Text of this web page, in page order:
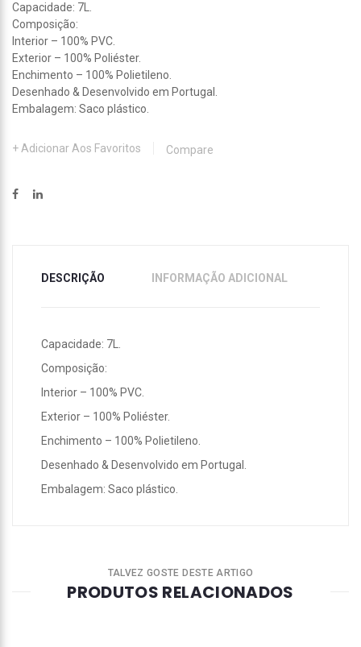
Capacidade: 7L.
Composição:
Interior – 100% PVC.
Exterior – 100% Poliéster.
Enchimento – 100% Polietileno.
Desenhado & Desenvolvido em Portugal.
Embalagem: Saco plástico.
Adicionar Aos Favoritos Compare
DESCRIÇÃO INFORMAÇÃO ADICIONAL
Capacidade: 7L.
Composição:
Interior – 100% PVC.
Exterior – 100% Poliéster.
Enchimento – 100% Polietileno.
Desenhado & Desenvolvido em Portugal.
Embalagem: Saco plástico.
TALVEZ GOSTE DESTE ARTIGO
PRODUTOS RELACIONADOS